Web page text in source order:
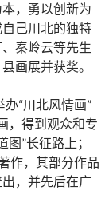
，勇以创新为
己川北的独特
秦岭云等先生
画展并获奖。
“川北风情画”
，得到观众和专
”长征路上；
作，其部分作品
，并先后在广